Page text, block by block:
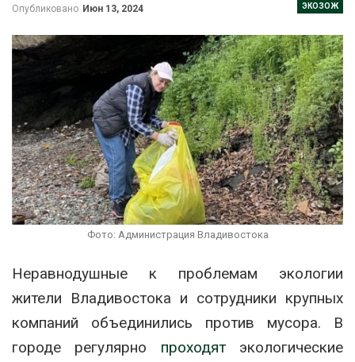
ЭКОЗОЖ
Опубликовано Июн 13, 2024
Фото: Администрация Владивостока
Неравнодушные к проблемам экологии
жители Владивостока и сотрудники крупных
компаний объединились против мусора. В
городе регулярно проходятэкологические